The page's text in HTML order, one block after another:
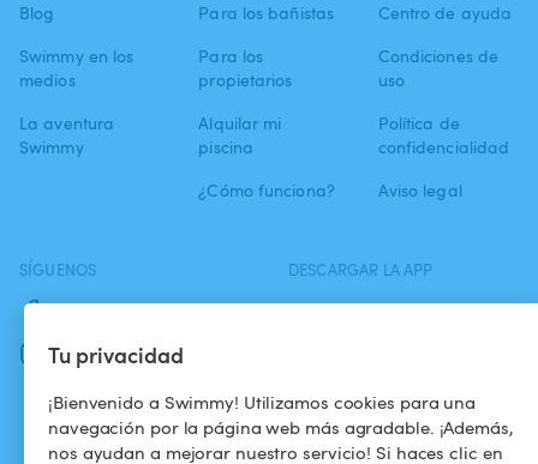
Tu privacidad
¡Bienvenido a Swimmy! Utilizamos cookies para una
navegación por la página web más agradable. ¡Además,
nos ayudan a mejorar nuestro servicio! Si haces clic en
Blog
Swimmy en los
medios
La aventura
Swimmy
Para los bañistas
Para los
propietarios
Alquilar mi
piscina
¿Cómo funciona?
Centro de ayuda
Condiciones de
uso
Política de
confidencialidad
Aviso legal
SÍGUENOS
Facebook
Instagram
DESCARGAR LA APP